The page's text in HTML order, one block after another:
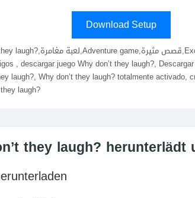
Download Setup
, descargar juego Why don’t they laugh?,
laugh?, Why don’t they laugh? totalmente activado,
laugh?
they laugh?